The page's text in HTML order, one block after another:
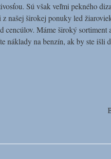
Sú však veľmi pekného
z našej širokej ponuky led
cencúlov. Máme široký
náklady na benzín, ak by ste išli